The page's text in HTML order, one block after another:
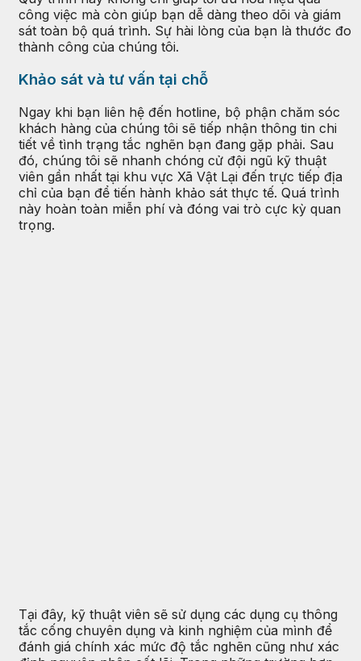
công việc mà còn giúp bạn dễ dàng theo dõi và giám
sát toàn bộ quá trình. Sự hài lòng của bạn là thước đo
thành công của chúng tôi.
Khảo sát và tư vấn tại chỗ
Ngay khi bạn liên hệ đến hotline, bộ phận chăm sóc
khách hàng của chúng tôi sẽ tiếp nhận thông tin chi
tiết về tình trạng tắc nghẽn bạn đang gặp phải. Sau
đó, chúng tôi sẽ nhanh chóng cử đội ngũ kỹ thuật
viên gần nhất tại khu vực Xã Vật Lại đến trực tiếp địa
chỉ của bạn để tiến hành khảo sát thực tế. Quá trình
này hoàn toàn miễn phí và đóng vai trò cực kỳ quan
trọng.
Tại đây, kỹ thuật viên sẽ sử dụng các dụng cụ thông
tắc cống chuyên dụng và kinh nghiệm của mình để
đánh giá chính xác mức độ tắc nghẽn cũng như xác